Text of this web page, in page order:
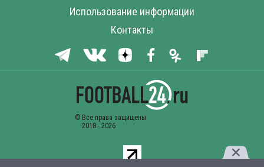
Использование информации
Контакты